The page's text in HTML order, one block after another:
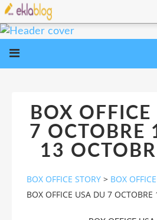
BOX
7 OCTOBRE
13
BOX OFFICE STORY > BOX
BOX OFFICE USA DU 7